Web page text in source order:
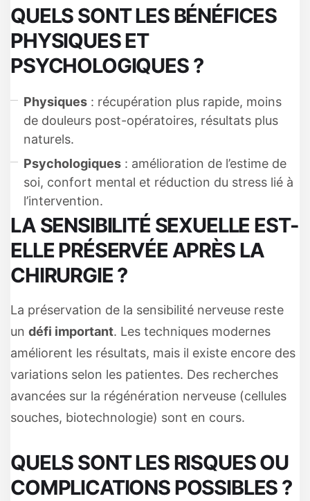
QUELS SONT LES BÉNÉFICES
PHYSIQUES ET
PSYCHOLOGIQUES ?
Physiques : récupération plus rapide, moins
de douleurs post-opératoires, résultats plus
naturels.
Psychologiques : amélioration de l’estime de
soi, confort mental et réduction du stress lié à
l’intervention.
LA SENSIBILITÉ SEXUELLE EST-
ELLE PRÉSERVÉE APRÈS LA
CHIRURGIE ?
La préservation de la sensibilité nerveuse reste
un défi important. Les techniques modernes
améliorent les résultats, mais il existe encore des
variations selon les patientes. Des recherches
avancées sur la régénération nerveuse (cellules
souches, biotechnologie) sont en cours.
QUELS SONT LES RISQUES OU
COMPLICATIONS POSSIBLES ?